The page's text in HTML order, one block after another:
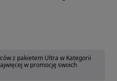
z pakietem Ultra w Kategorii
w promocję swoich